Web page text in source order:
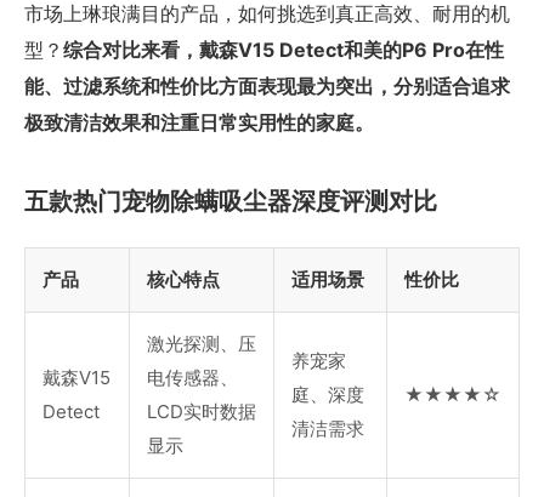
市场上琳琅满目的产品，如何挑选到真正高效、耐用的机
型？ 综合对比来看，戴森V15 Detect和美的P6 Pro在性
能、过滤系统和性价比方面表现最为突出，分别适合追求
极致清洁效果和注重日常实用性的家庭。
五款热门宠物除螨吸尘器深度评测对比
产品 核心特点 适用场景 性价比
戴森V15
Detect
激光探测、压
电传感器、
LCD实时数据
显示
养宠家
庭、深度
清洁需求
★★★★☆